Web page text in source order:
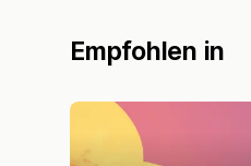
Empfohlen in